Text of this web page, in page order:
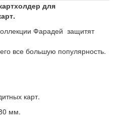
для
Фарадей защитят
все большую популярность.
карт.
мм.